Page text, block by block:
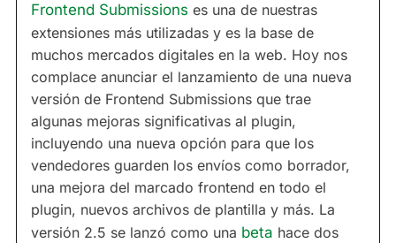
Frontend Submissions es una de nuestras
extensiones más utilizadas y es la base de
muchos mercados digitales en la web. Hoy nos
complace anunciar el lanzamiento de una nueva
versión de Frontend Submissions que trae
algunas mejoras significativas al plugin,
incluyendo una nueva opción para que los
vendedores guarden los envíos como borrador,
una mejora del marcado frontend en todo el
plugin, nuevos archivos de plantilla y más. La
versión 2.5 se lanzó como una beta hace dos